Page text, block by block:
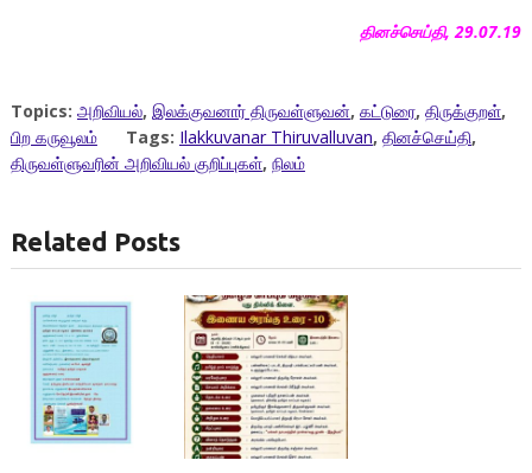
தினச்செய்தி, 29.07.19
Topics: அறிவியல், இலக்குவனார் திருவள்ளுவன், கட்டுரை, திருக்குறள்,
பிற கருவூலம்
Tags: Ilakkuvanar Thiruvalluvan, தினச்செய்தி,
திருவள்ளுவரின் அறிவியல் குறிப்புகள், நிலம்
Related Posts